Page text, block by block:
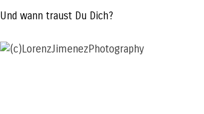
Und wann traust Du Dich?